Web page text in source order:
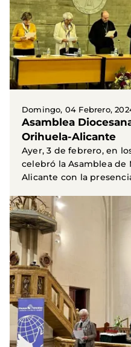
Domingo, 04 Febrero,
Asamblea
Orihuela-Alicante
Ayer, 3 de febrero, en
celebró la Asamblea de
Alicante con la